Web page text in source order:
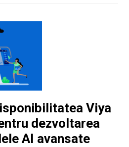
Viya
dezvoltarea
AI avansate